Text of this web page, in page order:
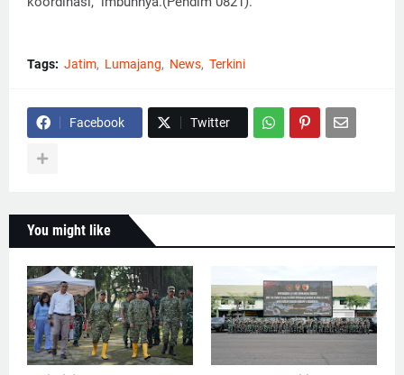
Tags: Jatim Lumajang News Terkini
Facebook Twitter
You might like